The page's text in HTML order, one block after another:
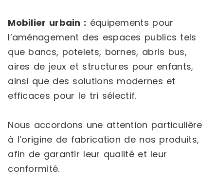
Mobilier urbain : équipements pour
l’aménagement des espaces publics tels
que bancs, potelets, bornes, abris bus,
aires de jeux et structures pour enfants,
ainsi que des solutions modernes et
efficaces pour le tri sélectif.
Nous accordons une attention particulière
à l’origine de fabrication de nos produits,
afin de garantir leur qualité et leur
conformité.